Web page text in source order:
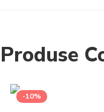
Produse
-10%